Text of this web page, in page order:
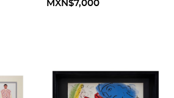
58.4 cm medidas
MXN$7,000